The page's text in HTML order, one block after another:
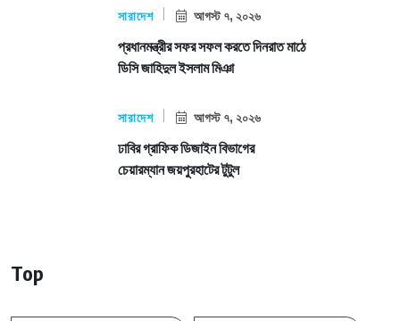
সারাদেশ আগস্ট ৭, ২০২৬
প্রধানমন্ত্রীর সফর সফল করতে দিনরাত মাঠে
ডিসি জাহিদুল ইসলাম মিঞা
সারাদেশ আগস্ট ৭, ২০২৬
ঢাবির গ্রাফিক ডিজাইন বিভাগের
চেয়ারম্যান জয়পুরহাটের টুটুল
Top